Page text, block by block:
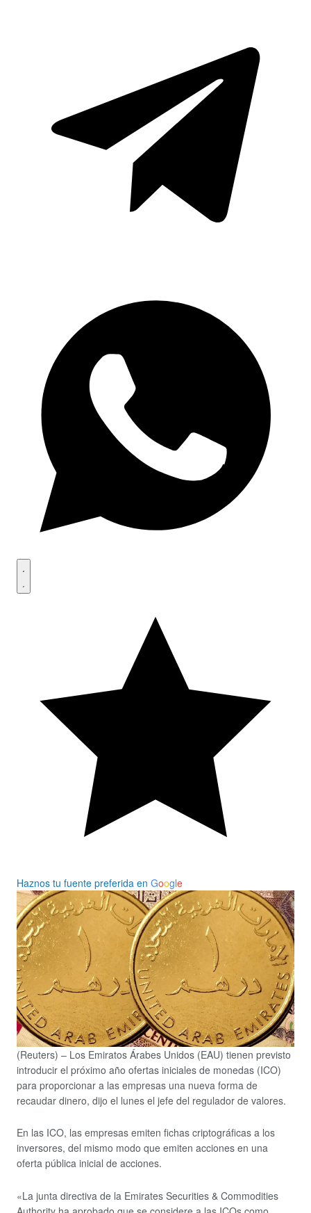
Haznos tu fuente preferida en Google
(Reuters) – Los Emiratos Árabes Unidos (EAU) tienen previsto
introducir el próximo año ofertas iniciales de monedas (ICO)
para proporcionar a las empresas una nueva forma de
recaudar dinero, dijo el lunes el jefe del regulador de valores.
En las ICO, las empresas emiten fichas criptográficas a los
inversores, del mismo modo que emiten acciones en una
oferta pública inicial de acciones.
«La junta directiva de la Emirates Securities & Commodities